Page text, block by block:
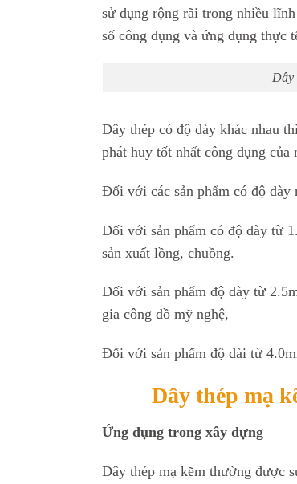
sử dụng rộng rãi trong nhiều
số công dụng và ứng dụng thực
Dây
Dây thép có độ dày khác nhau
phát huy tốt nhất công dụng của
Đối với các sản phẩm có độ dày
Đối với sản phẩm có độ dày từ
sản xuất lồng, chuồng.
Đối với sản phẩm độ dày từ
gia công đồ mỹ nghệ,
Đối với sản phẩm độ dài từ
Dây thép mạ
Ứng dụng trong xây dựng
Dây thép mạ kẽm thường được